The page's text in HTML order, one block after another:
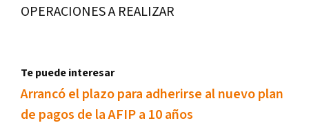
OPERACIONES A REALIZAR
Te puede interesar
Arrancó el plazo para adherirse al nuevo plan
de pagos de la AFIP a 10 años